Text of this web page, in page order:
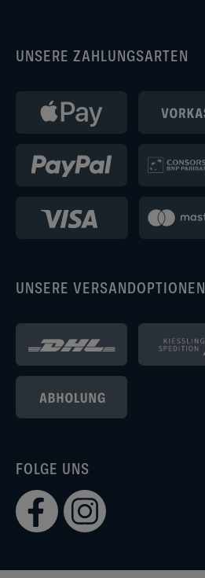
UNSERE ZAHLUNGSARTEN
UNSERE VERSANDOPTIONEN
FOLGE UNS